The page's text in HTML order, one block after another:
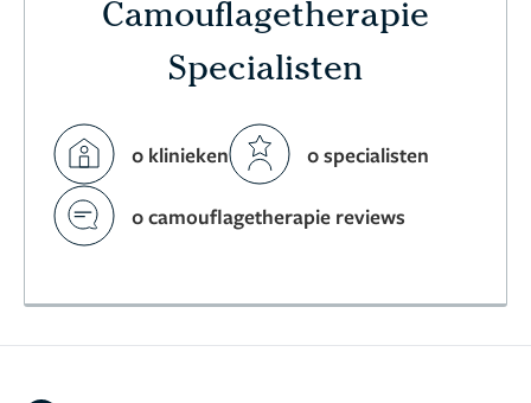
Camouflagetherapie
Specialisten
0 klinieken 0 specialisten
0 camouflagetherapie reviews